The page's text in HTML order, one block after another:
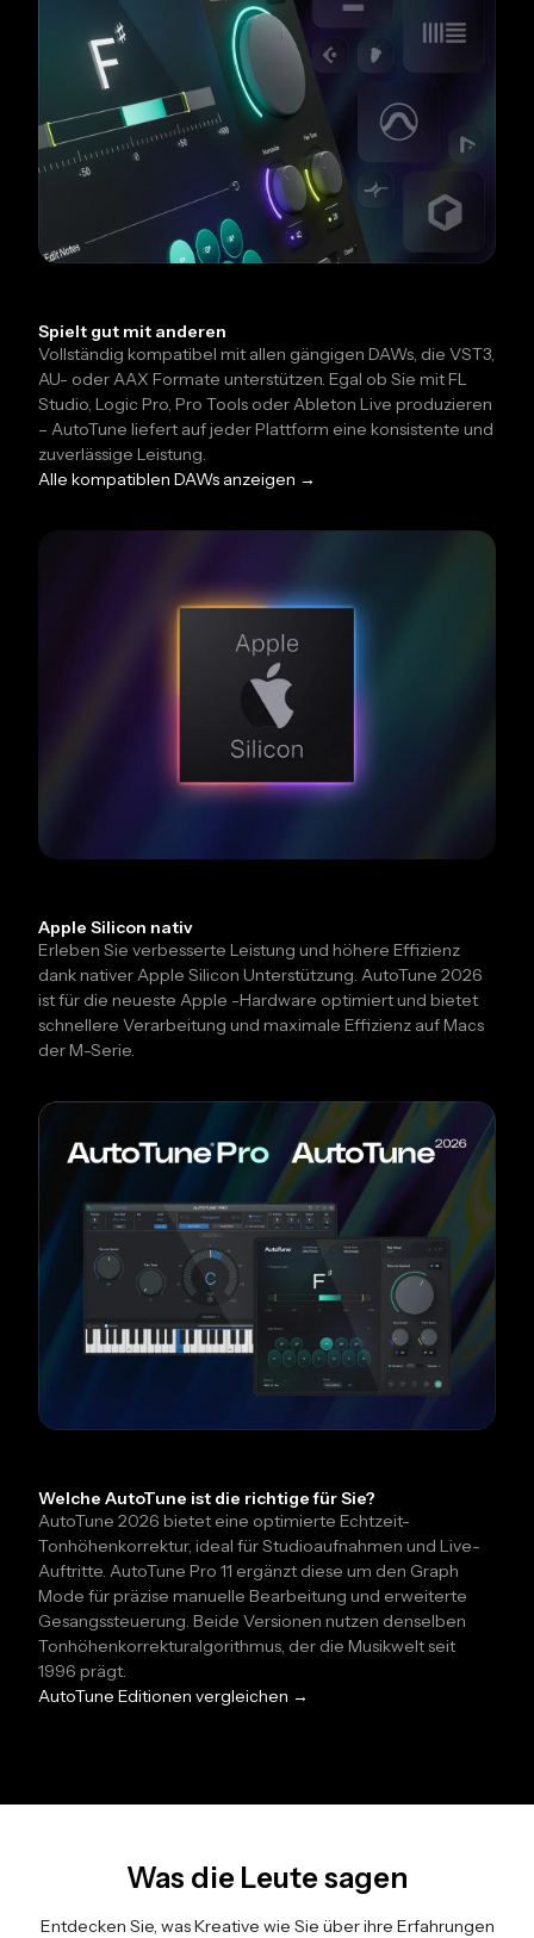
Spielt gut mit anderen
Vollständig kompatibel mit allen gängigen DAWs, die VST3,
AU- oder AAX Formate unterstützen. Egal ob Sie mit FL
Studio, Logic Pro, Pro Tools oder Ableton Live produzieren
– AutoTune liefert auf jeder Plattform eine konsistente und
zuverlässige Leistung.
Alle kompatiblen DAWs anzeigen →
Apple Silicon nativ
Erleben Sie verbesserte Leistung und höhere Effizienz
dank nativer Apple Silicon Unterstützung. AutoTune 2026
ist für die neueste Apple -Hardware optimiert und bietet
schnellere Verarbeitung und maximale Effizienz auf Macs
der M-Serie.
Welche AutoTune ist die richtige für Sie?
AutoTune 2026 bietet eine optimierte Echtzeit-
Tonhöhenkorrektur, ideal für Studioaufnahmen und Live-
Auftritte. AutoTune Pro 11 ergänzt diese um den Graph
Mode für präzise manuelle Bearbeitung und erweiterte
Gesangssteuerung. Beide Versionen nutzen denselben
Tonhöhenkorrekturalgorithmus, der die Musikwelt seit
1996 prägt.
AutoTune Editionen vergleichen →
Was die Leute sagen
Entdecken Sie, was Kreative wie Sie über ihre Erfahrungen